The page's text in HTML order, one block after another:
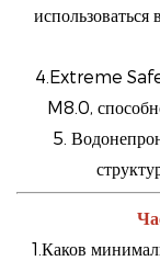
использоваться
4.Extreme Safe
M8.0,
5.
1.Каков